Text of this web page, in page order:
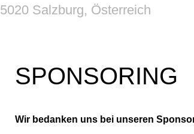
5020 Salzburg, Österreich
SPONSORING
Wir bedanken uns bei unseren